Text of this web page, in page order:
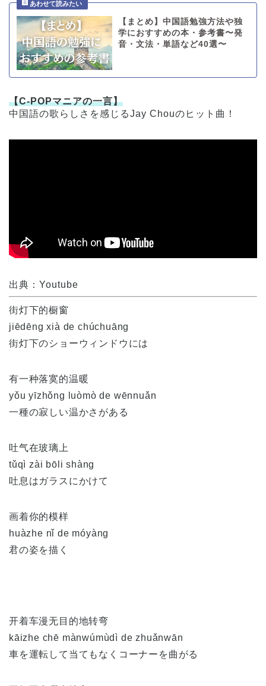
【まとめ】中国語勉強方法や独
学におすすめの本・参考書〜発
音・文法・単語など40選〜
【C-POPマニアの一言】
中国語の歌らしさを感じるJay Chouのヒット曲！
出典：Youtube
街灯下的橱窗
jiēdēng xià de chúchuāng
街灯下のショーウィンドウには
有一种落寞的温暖
yǒu yīzhǒng luòmò de wēnnuǎn
一種の寂しい温かさがある
吐气在玻璃上
tǔqì zài bōli shàng
吐息はガラスにかけて
画着你的模样
huàzhe nǐ de móyàng
君の姿を描く
开着车漫无目的地转弯
kāizhe chē mànwúmùdì de zhuǎnwān
車を運転して当てもなくコーナーを曲がる